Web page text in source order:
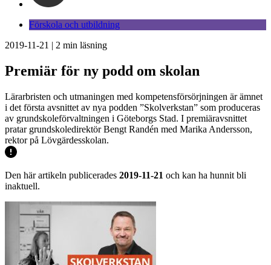
Förskola och utbildning
2019-11-21 | 2 min läsning
Premiär för ny podd om skolan
Lärarbristen och utmaningen med kompetensförsörjningen är ämnet
i det första avsnittet av nya podden ”Skolverkstan” som produceras
av grundskoleförvaltningen i Göteborgs Stad. I premiäravsnittet
pratar grundskoledirektör Bengt Randén med Marika Andersson,
rektor på Lövgärdesskolan.
Den här artikeln publicerades 2019-11-21 och kan ha hunnit bli
inaktuell.